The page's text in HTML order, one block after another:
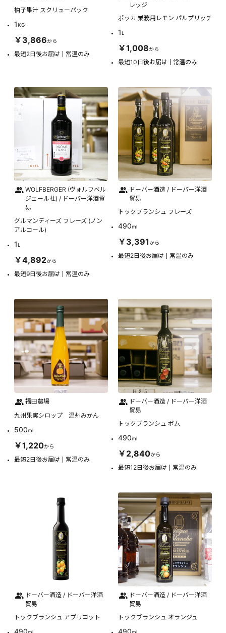
柚子果汁 スクリューパック
1KG
￥3,866から
最短2日後お届け 常温のみ
レッジ
ポッカ 業務用レモン パルプリッチ
1L
￥1,008から
最短10日後お届け 常温のみ
WOLFBERGER (ヴォルフベル
ジェール社) / ドーバー洋酒貿
易
グルマンディーズ フレーズ (ノン
アルコール)
1L
￥4,892から
最短9日後お届け 常温のみ
ドーバー酒造 / ドーバー洋酒
貿易
トックブランシュ フレーズ
490ml
￥3,391から
最短2日後お届け 常温のみ
福田農場
九州果実シロップ 温州みかん
500ml
￥1,220から
最短2日後お届け 常温のみ
ドーバー酒造 / ドーバー洋酒
貿易
トックブランシュ ポム
490ml
￥2,840から
最短12日後お届け 常温のみ
ドーバー酒造 / ドーバー洋酒
貿易
トックブランシュ アプリコット
490
ドーバー酒造 / ドーバー洋酒
貿易
トックブランシュ オランジュ
490